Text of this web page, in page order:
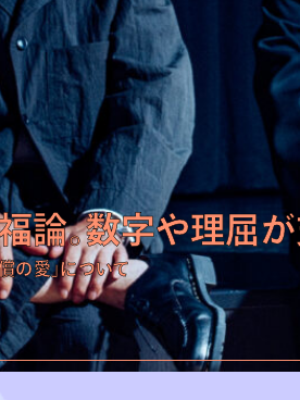
。数字や理屈が
の愛」について